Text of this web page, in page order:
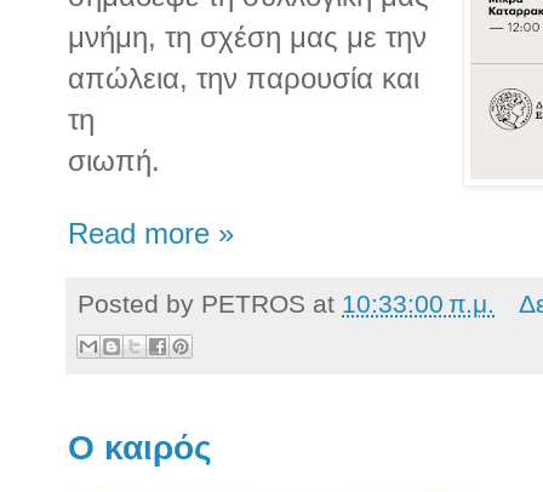
μνήμη, τη σχέση μας με την
απώλεια, την παρουσία και
τη
σιωπή.
Read more »
Posted by PETROS at 10:33:00 π.μ.
Ο καιρός